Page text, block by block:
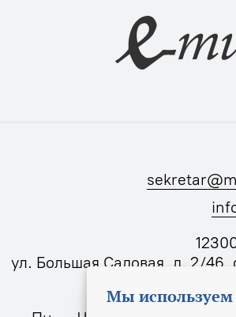
ул. Большая Садовая, д. 2/46,
Режим работы
Мы используем